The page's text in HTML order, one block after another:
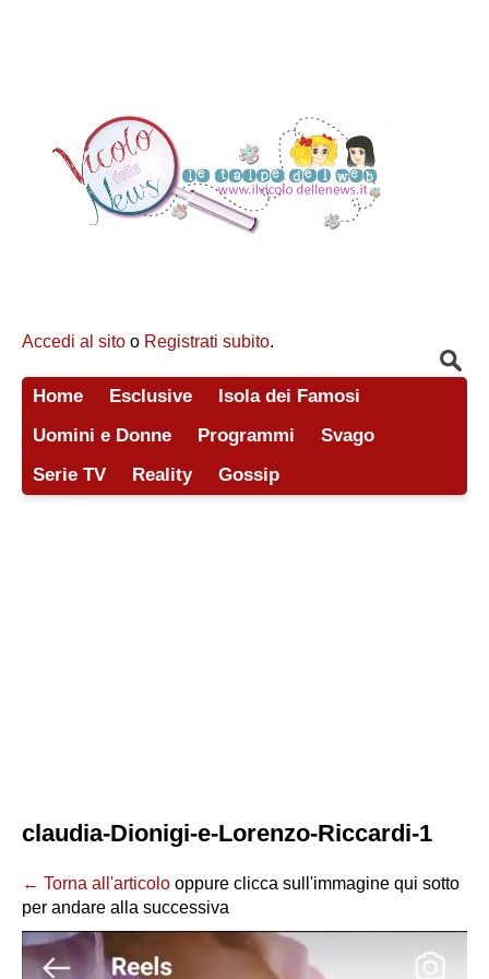
Accedi al sito o Registrati subito.
Home Esclusive
Isola dei Famosi
Uomini e Donne
Programmi
Svago
Serie TV
Reality Gossip
claudia-Dionigi-e-Lorenzo-Riccardi-1
← Torna all'articolo oppure clicca sull'immagine qui sotto
per andare alla successiva